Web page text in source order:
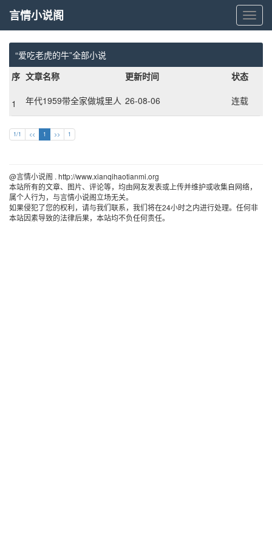
言
情
小
阁
言情小说阁
“爱吃老虎的牛”全部小说
序 文章名称 更新时间 状态
1 年代1959带全家做城里人 26-08-06 连载
1/1 << 1 >> 1
@言情小说阁 . http://www.xianqihaotianmi.org
本站所有的文章、图片、评论等，均由网友发表或上传并维护或收集自网络，
属个人行为，与言情小说阁立场无关。
如果侵犯了您的权利，请与我们联系，我们将在24小时之内进行处理。任何非
本站因素导致的法律后果，本站均不负任何责任。